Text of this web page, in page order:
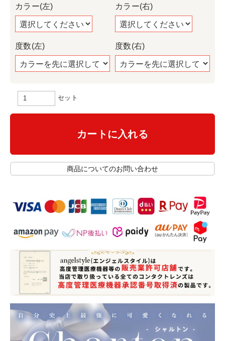
カラー(左)
度数(左)
カラー(右)
度数(右)
セット
カートに入れる
商品についてのお問い合わせ